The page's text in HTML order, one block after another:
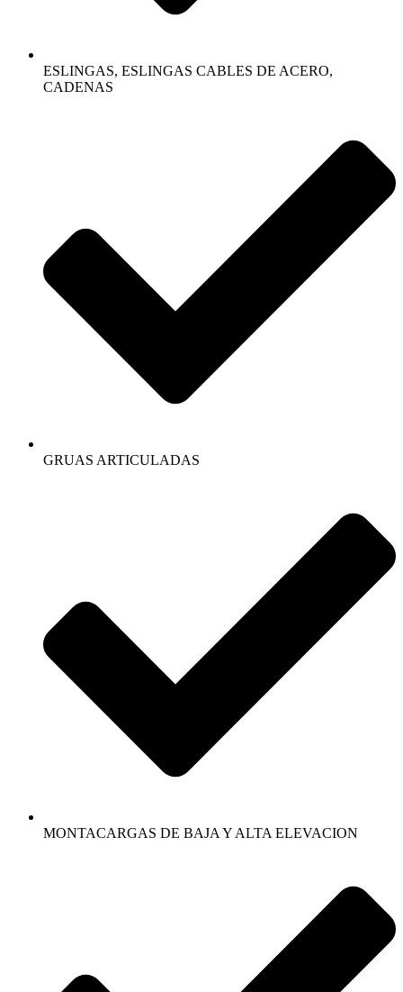
ESLINGAS, ESLINGAS CABLES DE ACERO,
CADENAS
GRUAS ARTICULADAS
MONTACARGAS DE BAJA Y ALTA ELEVACION